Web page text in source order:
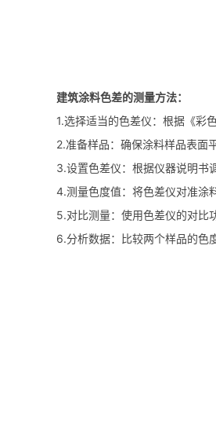
建筑涂料色差的测量方法：
1.选择适当的色差仪：根据《彩
2.准备样品：确保涂料样品表面
3.设置色差仪：根据仪器说明书
4.测量色度值：将色差仪对准涂
5.对比测量：使用色差仪的对比
6.分析数据：比较两个样品的色